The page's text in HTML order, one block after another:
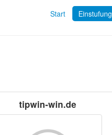
Start Einstufung
tipwin-win.de